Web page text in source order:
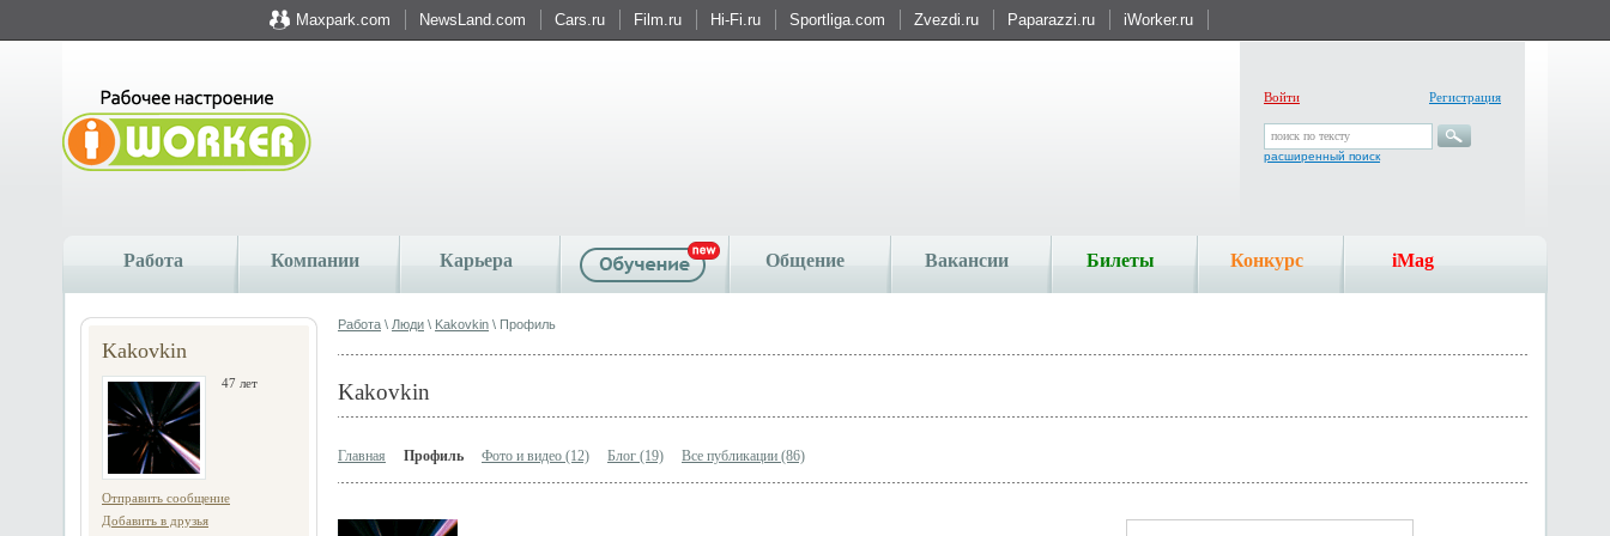
Maxpark.com NewsLand.com Cars.ru Film.ru Hi-Fi.ru Sportliga.com Zvezdi.ru Paparazzi.ru iWorker.ru
Войти Регистрация
поиск по тексту
расширенный поиск
Работа Компании Карьера Общение Вакансии Билеты Конкурс iMag
Kakovkin
47 лет
Отправить сообщение
Добавить в друзья
Работа \ Люди \ Kakovkin \ Профиль
Kakovkin
Главная Профиль Фото и видео (12) Блог (19) Все публикации (86)